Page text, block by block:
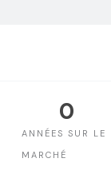
ANNÉES SUR LE
MARCHÉ
0